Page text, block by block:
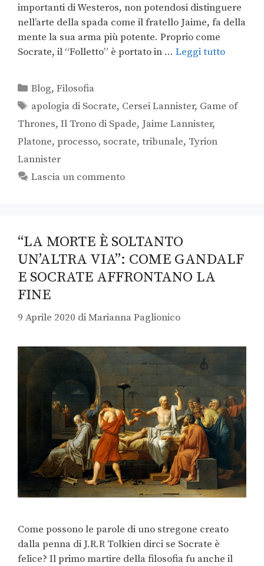
importanti di Westeros, non potendosi distinguere
nell’arte della spada come il fratello Jaime, fa della
mente la sua arma più potente. Proprio come
Socrate, il “Folletto” è portato in … Leggi tutto
Blog,Filosofia
apologia di Socrate, Cersei Lannister, Game of
Thrones, Il Trono di Spade, Jaime Lannister,
Platone, processo, socrate, tribunale, Tyrion
Lannister
Lascia un commento
“LA MORTE È SOLTANTO
UN’ALTRA VIA”: COME GANDALF
E SOCRATE AFFRONTANO LA
FINE
9 Aprile 2020 diMarianna Paglionico
Come possono le parole di uno stregone creato
dalla penna di J.R.R Tolkien dirci se Socrate è
felice? Il primo martire della filosofia fu anche il